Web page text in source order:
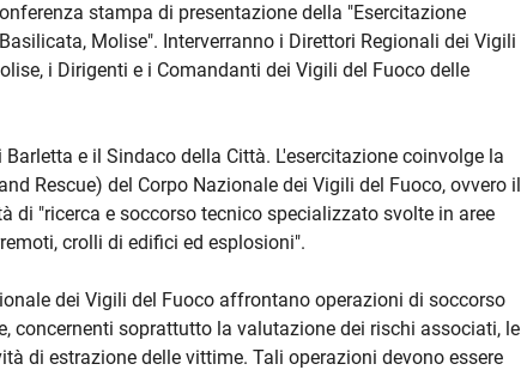
stampa di presentazione della "Esercitazione
Molise". Interverranno i Direttori Regionali dei Vigili
i Dirigenti e i Comandanti dei Vigili del Fuoco delle
e il Sindaco della Città. L'esercitazione coinvolge la
Rescue) del Corpo Nazionale dei Vigili del Fuoco, ovvero il
di "ricerca e soccorso tecnico specializzato svolte in aree
crolli di edifici ed esplosioni".
dei Vigili del Fuoco affrontano operazioni di soccorso
concernenti soprattutto la valutazione dei rischi associati, le
di estrazione delle vittime. Tali operazioni devono essere